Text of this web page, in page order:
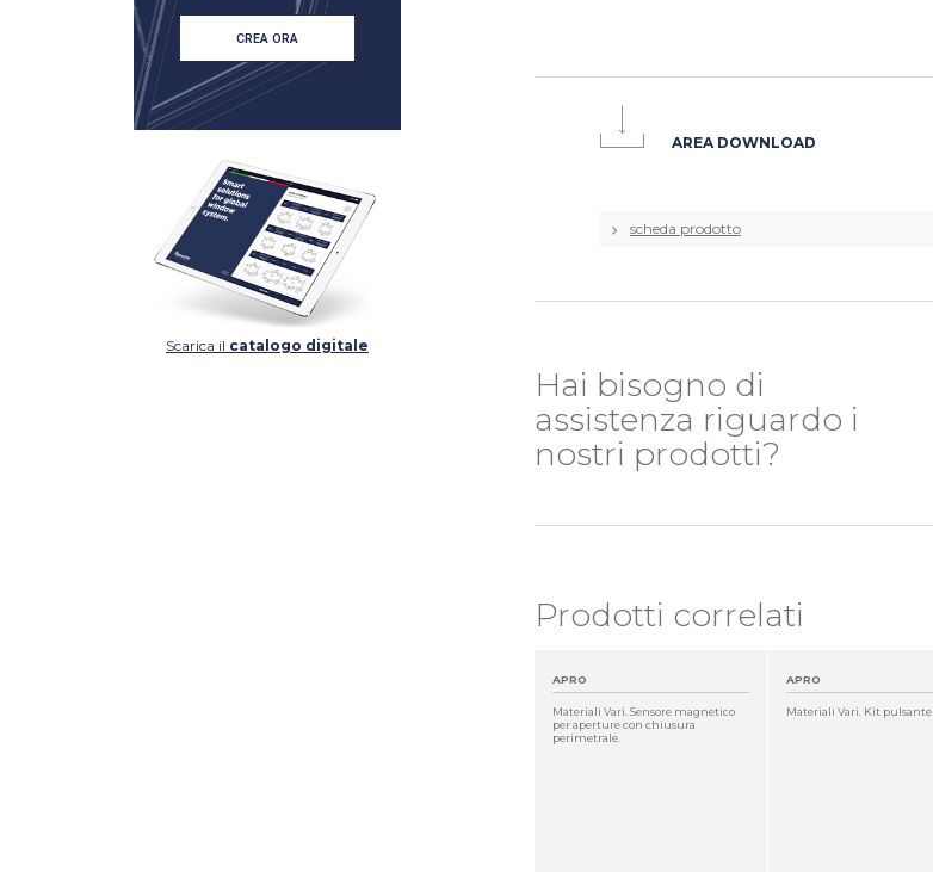
CREA ORA
Scarica il catalogo digitale
AREA DOWNLOAD
scheda prodotto
Hai bisogno di
assistenza riguardo i
nostri prodotti?
Prodotti correlati
APRO
Materiali Vari. Sensore magnetico
per aperture con chiusura
perimetrale.
APRO
Materiali Vari. Kit pulsante